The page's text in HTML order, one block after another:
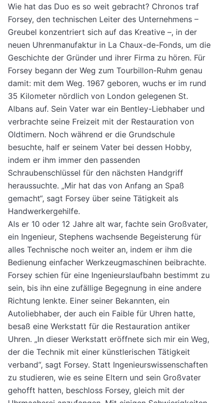
Wie hat das Duo es so weit gebracht? Chronos traf
Forsey, den technischen Leiter des Unternehmens –
Greubel konzentriert sich auf das Kreative –, in der
neuen Uhrenmanufaktur in La Chaux-de-Fonds, um die
Geschichte der Gründer und ihrer Firma zu hören. Für
Forsey begann der Weg zum Tourbillon-Ruhm genau
damit: mit dem Weg. 1967 geboren, wuchs er im rund
35 Kilometer nördlich von London gelegenen St.
Albans auf. Sein Vater war ein Bentley-Liebhaber und
verbrachte seine Freizeit mit der Restauration von
Oldtimern. Noch während er die Grundschule
besuchte, half er seinem Vater bei dessen Hobby,
indem er ihm immer den passenden
Schraubenschlüssel für den nächsten Handgriff
heraussuchte. „Mir hat das von Anfang an Spaß
gemacht“, sagt Forsey über seine Tätigkeit als
Handwerkergehilfe.
Als er 10 oder 12 Jahre alt war, fachte sein Großvater,
ein Ingenieur, Stephens wachsende Begeisterung für
alles Technische noch weiter an, indem er ihm die
Bedienung einfacher Werkzeugmaschinen beibrachte.
Forsey schien für eine Ingenieurslaufbahn bestimmt zu
sein, bis ihn eine zufällige Begegnung in eine andere
Richtung lenkte. Einer seiner Bekannten, ein
Autoliebhaber, der auch ein Faible für Uhren hatte,
besaß eine Werkstatt für die Restauration antiker
Uhren. „In dieser Werkstatt eröffnete sich mir ein Weg,
der die Technik mit einer künstlerischen Tätigkeit
verband“, sagt Forsey. Statt Ingenieurswissenschaften
zu studieren, wie es seine Eltern und sein Großvater
gehofft hatten, beschloss Forsey, gleich mit der